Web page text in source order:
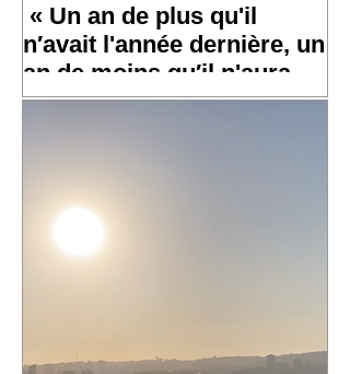
« Un an de plus qu'il
n′avait l'année dernière, un
an de moins qu′il n'aura
l′an prochain »
l'année dernière, un an de moins qu′il
n'aura l′an prochain » 📷 Laurent